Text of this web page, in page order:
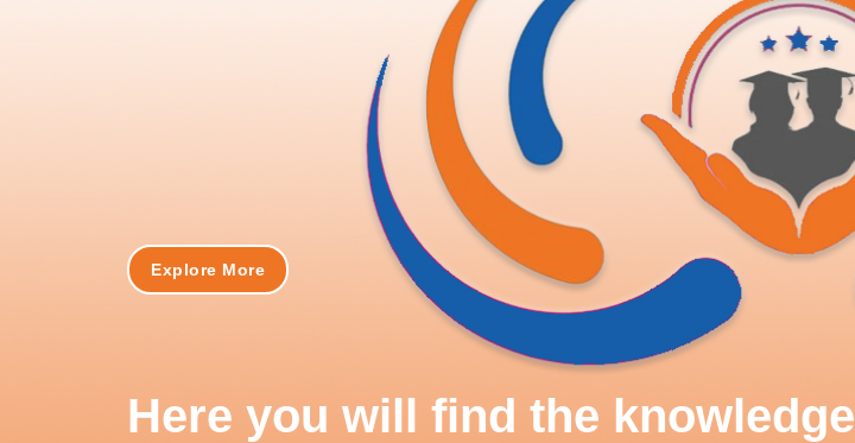
Here you will find the knowledge
Explore More